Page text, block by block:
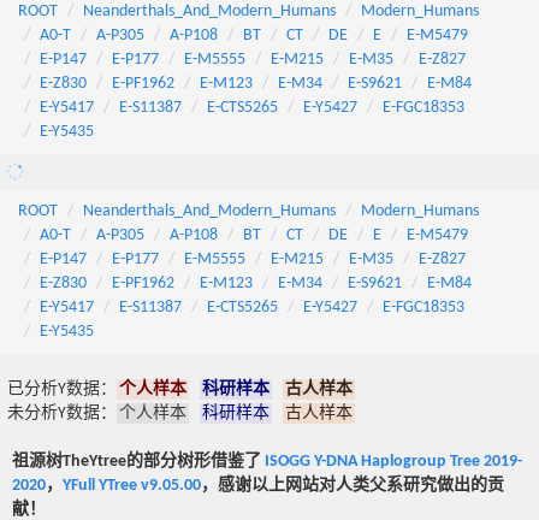
ROOT Neanderthals_And_Modern_Humans
Modern_Humans
A0-T
A-P305 A-P108 BT CT DE E
E-M5479
E-P147
E-P177 E-M5555 E-M215 E-M35
E-Z827
E-Z830
E-PF1962 E-M123 E-M34 E-S9621
E-M84
E-Y5417
E-S11387 E-CTS5265 E-Y5427
E-FGC18353
E-Y5435
ROOT Neanderthals_And_Modern_Humans
Modern_Humans
A0-T
A-P305 A-P108 BT CT DE E
E-M5479
E-P147
E-P177 E-M5555 E-M215 E-M35
E-Z827
E-Z830
E-PF1962 E-M123 E-M34 E-S9621
E-M84
E-Y5417
E-S11387 E-CTS5265 E-Y5427
E-FGC18353
E-Y5435
已分析Y数据： 个人样本 科研样本
古人样本
未分析Y数据：
个人样本 科研样本 古人样本
祖源树TheYtree的部分树形借鉴了 ISOGG Y-DNA Haplogroup Tree 2019-
2020， YFull YTree v9.05.00，感谢以上网站对人类父系研究做出的贡
献！